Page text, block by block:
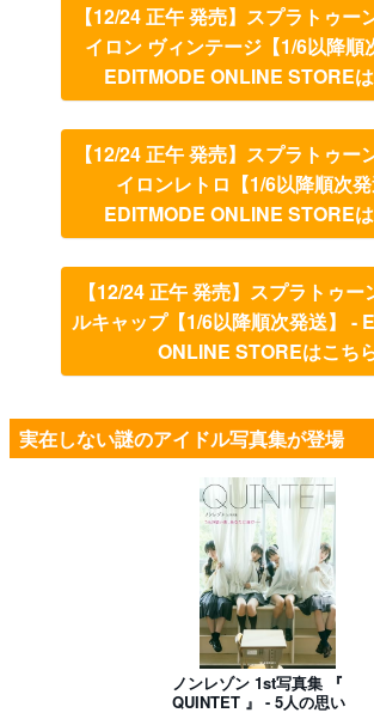
【12/24 正午 発売】スプラトゥー
イロン ヴィンテージ【1/6以降順
EDITMODE ONLINE STORE
【12/24 正午 発売】スプラトゥー
イロンレトロ【1/6以降順次
EDITMODE ONLINE STORE
【12/24 正午 発売】スプラトゥー
ルキャップ【1/6以降順次発送】 -
ONLINE STOREはこち
実在しない謎のアイドル写真集が登場
ノンレゾン 1st写真集 『
QUINTET 』 - 5人の思い